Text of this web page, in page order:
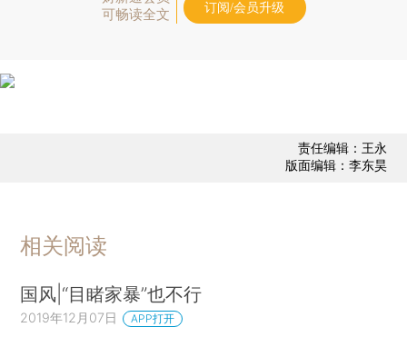
可畅读全文
订阅/会员升级
责任编辑：王永
版面编辑：李东昊
相关阅读
国风|“目睹家暴”也不行
2019年12月07日 APP打开